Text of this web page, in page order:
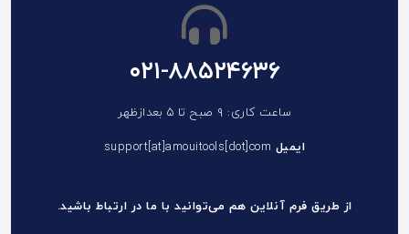
۰۲۱-۸۸۵۲۴۶۳۶
ساعت کاری: ۹ صبح تا ۵ بعدازظهر
ایمیل support[at]amouitools[dot]com
از طریق فرم آنلاین هم می‌توانید با ما در ارتباط باشید.